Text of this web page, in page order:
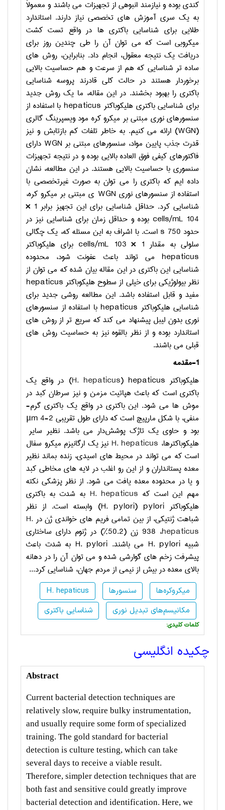
کندی بوده و نیازمند انبوهی از تجهیزات می باشند و معمولاً
به یک سری آموزش های تخصصی نیاز دارند. استاندارد
طلایی برای شناسایی باکتری ها در واقع تست کشت
میکروبی است که می توان آن را طی چندین روز برای
دریافت یک نتیجه معقول، انجام داد. بنابراین، روش های
ساده تر شناسایی که هم از سرعت و هم حساسیت بالایی
برخوردار هستند در حالت کلی قادرند پروسه شناسایی
باکتری را بهبود بخشند. در این مقاله، ما یک روش جدید
برای شناسایی باکتری هلیکوباکتر hepaticus با استفاده از
سنسورهای نوری مبتنی بر میکرو کره مود ویسپرینگ گالری
(
WGN) ارائه می کنیم. به خاطر تلفات کم بازتابش و نیز
قدرت جذب پایین مواد، سنسورهای مبتنی بر WGN دارای
فاکتورهای کیفی فوق العاده بالایی بوده و در نتیجه تجهیزات
سنسوری با حساسیت بالایی هستند. در این مطالعه، نشان
داده ایم که باکتری را می توان به صورت غیرتخصصی با
استفاده از سنسورهای نوری WGN ی مبتنی بر میکرو کره،
شناسایی کرد. حداقل شناسایی برای این تجهیز برابر 1 ×
104
cells/mL بوده و حداقل زمان برای شناسایی نیز در
حدود 750
s است. با اشراف به این مسئله که، یک چگالی
سلولی به مقدار 1 × 103
cells/mL برای هلیکوباکتر
hepaticus می تواند باعث عفونت شود، محدوده
شناسایی این باکتری در این مقاله بیان شده که می توان از
نظر بیولوژیکی برای خیلی از سطوح هلیکوباکترhepaticus
مفید و قابل استفاده باشد. این مطالعه روشی جدید برای
شناسایی هلیکوباکتر hepaticus با استفاده از سنسورهای
نوری بدون لیبل پیشنهاد می کند که سریع تر از روش های
استاندارد بوده و از نظر بالقوه نیز به حساسیت روش های
قبلی می باشند.
1-مقدمه
هلیکوباکتر hepaticus
(
H. hepaticus) در واقع یک
باکتری است که باعث هپاتیت مزمن و نیز سرطان کبد در
موش ها می شود. این باکتری در واقع یک باکتری گرم-
منفی، با شکل مارپیچ است که دارای طول تقریبی 2-4
μm
بود و حاوی یک تاژک پوشش‌دار می باشد. نظیر سایر
هلیکوباکترها، H. hepaticus نیز یک ارگانیزم میکرو سفال
است که می تواند در محیط های اسیدی، زنده بماند نظیر
معده پستانداران و از این رو اغلب در لایه های مخاطی کبد
و یا در محدوده معده یافت می شود. از نظر پزشکی نکته
مهم این است که H. hepaticus به شدت به باکتری
هلیکوباکتر pylori
(
H. pylori) وابسته است. از نظر
شباهت ژنتیکی، از بین تمامی فریم های خواندی ژن در H.
hepaticus
، 938 زن (50.2%) در ژنوم دارای ساختاری
شبیه H. pylori می باشند. H. pylori به شدت باعث
پیشرفت زخم های گوارشی شده و می توان آن را در دهانه
بالای معده در بیش از نیمی از مردم جهان، شناسایی کرد...
H. hepaticus سنسورها
میکروکره‌ها
شناسایی باکتری
مکانیسم‌های تبدیل نوری
:کلمات کلیدی
چکیده انگلیسی
Abstract
Current bacterial detection techniques are
relatively slow, require bulky instrumentation,
and usually require some form of specialized
training. The gold standard for bacterial
detection is culture testing, which can take
several days to receive a viable result.
Therefore, simpler detection techniques that are
both fast and sensitive could greatly improve
bacterial detection and identification. Here, we